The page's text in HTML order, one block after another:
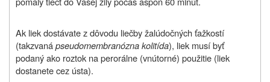
Ak liek dostávate z dôvodu liečby žalúdočných ťažkostí
(takzvanápseudomembranózna kolitída), liek musí byť
podaný ako roztok na perorálne (vnútorné) použitie (liek
dostanete cez ústa).